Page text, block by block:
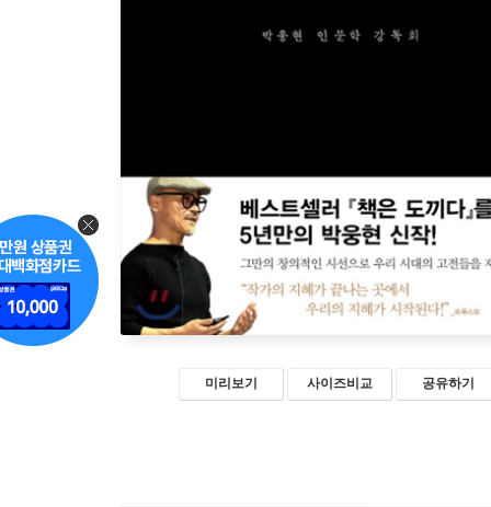
미리보기 사이즈비교 공유하기